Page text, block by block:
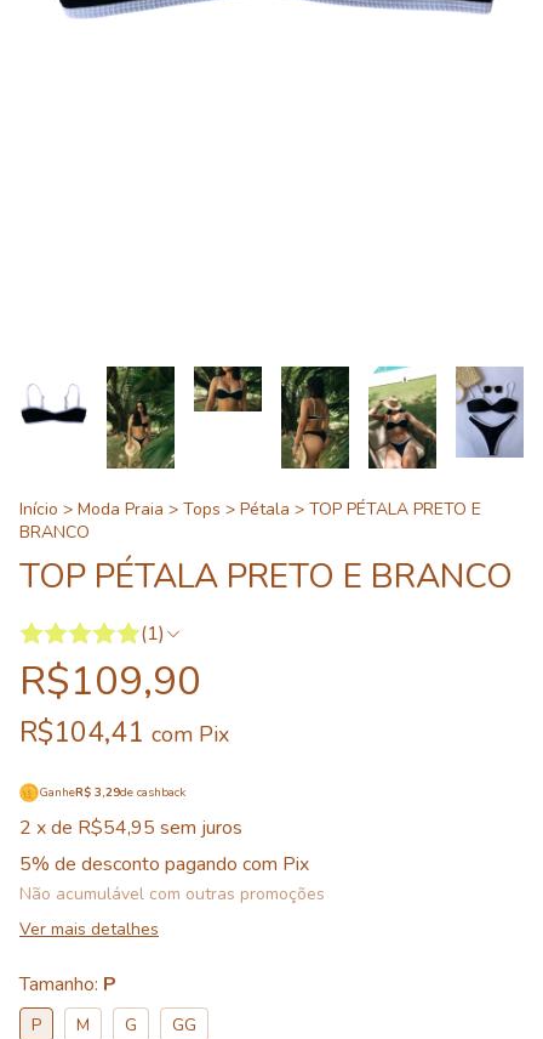
Início > Moda Praia > Tops > Pétala > TOP PÉTALA PRETO E
BRANCO
TOP PÉTALA PRETO E BRANCO
(1)
R$109,90
R$104,41 com Pix
GanheR$ 3,29de cashback
2 x de R$54,95 sem juros
5% de desconto pagando com Pix
Não acumulável com outras promoções
Ver mais detalhes
Tamanho: P
P M G GG